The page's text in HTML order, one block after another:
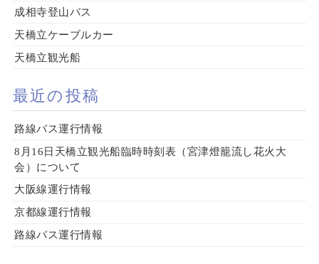
成相寺登山バス
天橋立ケーブルカー
天橋立観光船
最近の投稿
路線バス運行情報
8月16日天橋立観光船臨時時刻表（宮津燈籠流し花火大
会）について
大阪線運行情報
京都線運行情報
路線バス運行情報